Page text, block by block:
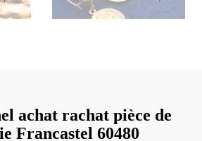
achat rachat pièce de
Francastel 60480